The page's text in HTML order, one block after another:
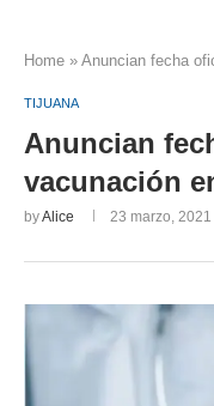
Home » Anuncian fecha
TIJUANA
Anuncian
vacunación
byAlice 23 marzo, 2021